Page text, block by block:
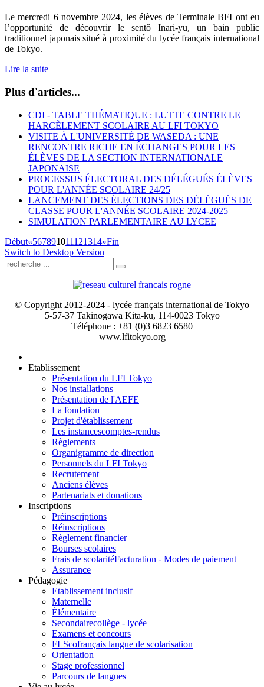
Le mercredi 6 novembre 2024, les élèves de Terminale BFI ont eu
l’opportunité de découvrir le sentô Inari-yu, un bain public
traditionnel japonais situé à proximité du lycée français international
de Tokyo.
Lire la suite
Plus d'articles...
CDI - TABLE THÉMATIQUE : LUTTE CONTRE LE
HARCÈLEMENT SCOLAIRE AU LFI TOKYO
VISITE À L'UNIVERSITÉ DE WASEDA : UNE
RENCONTRE RICHE EN ÉCHANGES POUR LES
ÉLÈVES DE LA SECTION INTERNATIONALE
JAPONAISE
PROCESSUS ÉLECTORAL DES DÉLÉGUÉS ÉLÈVES
POUR L'ANNÉE SCOLAIRE 24/25
LANCEMENT DES ÉLECTIONS DES DÉLÉGUÉS DE
CLASSE POUR L'ANNÉE SCOLAIRE 2024-2025
SIMULATION PARLEMENTAIRE AU LYCEE
Début«567891011121314»Fin
Switch to Desktop Version
© Copyright 2012-2024 - lycée français international de Tokyo
5-57-37 Takinogawa Kita-ku, 114-0023 Tokyo
Téléphone : +81 (0)3 6823 6580
www.lfitokyo.org
Etablissement
Présentation du LFI Tokyo
Nos installations
Présentation de l'AEFE
La fondation
Projet d'établissement
Les instancescomptes-rendus
Règlements
Organigramme de direction
Personnels du LFI Tokyo
Recrutement
Anciens élèves
Partenariats et donations
Inscriptions
Préinscriptions
Réinscriptions
Règlement financier
Bourses scolaires
Frais de scolaritéFacturation - Modes de paiement
Assurance
Pédagogie
Etablissement inclusif
Maternelle
Élémentaire
Secondairecollège - lycée
Examens et concours
FLScofrançais langue de scolarisation
Orientation
Stage professionnel
Parcours de langues